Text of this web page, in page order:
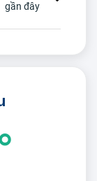
gần đây